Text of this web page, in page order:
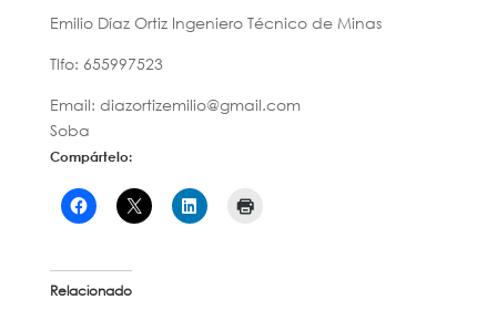
Emilio Díaz Ortiz Ingeniero Técnico de Minas
Tlfo: 655997523
Email: diazortizemilio@gmail.com
Soba
Compártelo:
Relacionado